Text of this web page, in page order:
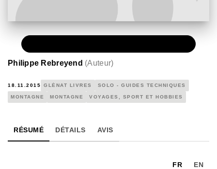
Philippe Rebreyend (Auteur)
18.11.2015 GLÉNAT LIVRES SOLO - GUIDES TECHNIQUES
MONTAGNE MONTAGNE VOYAGES, SPORT ET HOBBIES
RÉSUMÉ DÉTAILS AVIS
FR EN